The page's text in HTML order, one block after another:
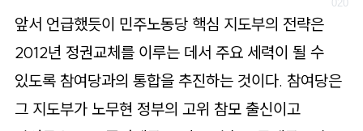
앞서 언급했듯이 민주노동당 핵심 지도부의 전략은
2012년 정권교체를 이루는 데서 주요 세력이 될 수
있도록 참여당과의 통합을 추진하는 것이다. 참여당은
그 지도부가 노무현 정부의 고위 참모 출신이고